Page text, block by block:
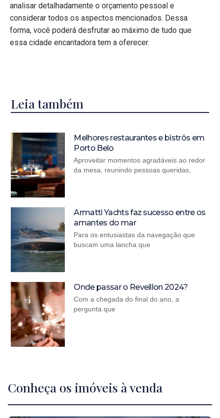
analisar detalhadamente o orçamento pessoal e
considerar todos os aspectos mencionados. Dessa
forma, você poderá desfrutar ao máximo de tudo que
essa cidade encantadora tem a oferecer.
Leia também
Melhores restaurantes e bistrôs em
Porto Belo
Aproveitar momentos agradáveis ao redor
da mesa, reunindo pessoas queridas,
Armatti Yachts faz sucesso entre os
amantes do mar
Para os entusiastas da navegação que
buscam uma lancha que
Onde passar o Reveillon 2024?
Com a chegada do final do ano, a
pergunta que
Conheça os imóveis à venda